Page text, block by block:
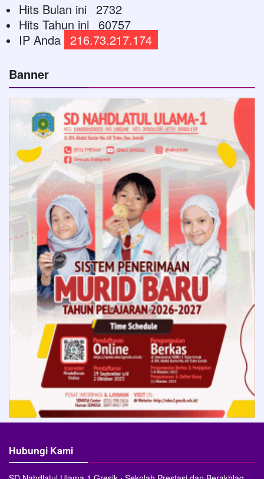
Hits Bulan ini 2732
Hits Tahun ini 60757
IP Anda 216.73.217.174
Banner
Hubungi Kami